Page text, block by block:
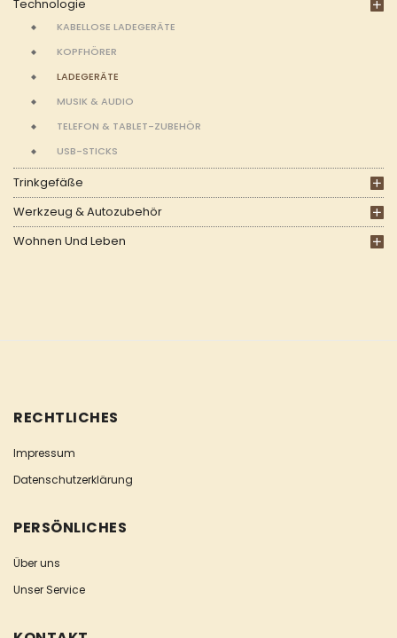
Technologie
KABELLOSE LADEGERÄTE
KOPFHÖRER
LADEGERÄTE
MUSIK & AUDIO
TELEFON & TABLET-ZUBEHÖR
USB-STICKS
Trinkgefäße
Werkzeug & Autozubehör
Wohnen Und Leben
RECHTLICHES
Impressum
Datenschutzerklärung
PERSÖNLICHES
Über uns
Unser Service